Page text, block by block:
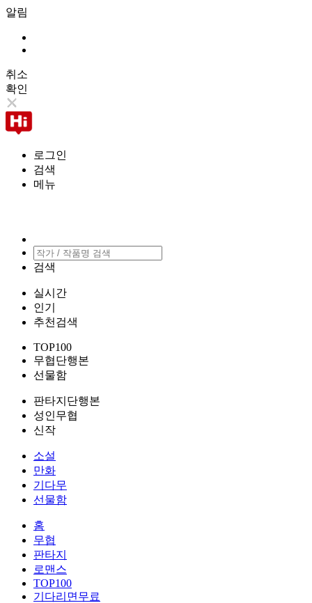
알림
취소
확인
로그인
검색
메뉴
검색
실시간
인기
추천검색
TOP100
무협단행본
선물함
판타지단행본
성인무협
신작
소설
만화
기다무
선물함
홈
무협
판타지
로맨스
TOP100
기다리면무료